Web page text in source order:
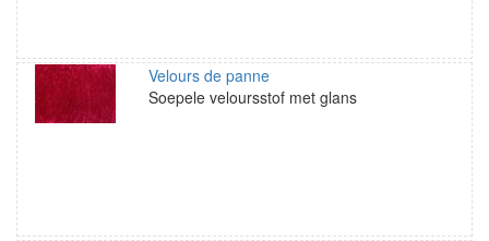
Velours de panne
Soepele veloursstof met glans